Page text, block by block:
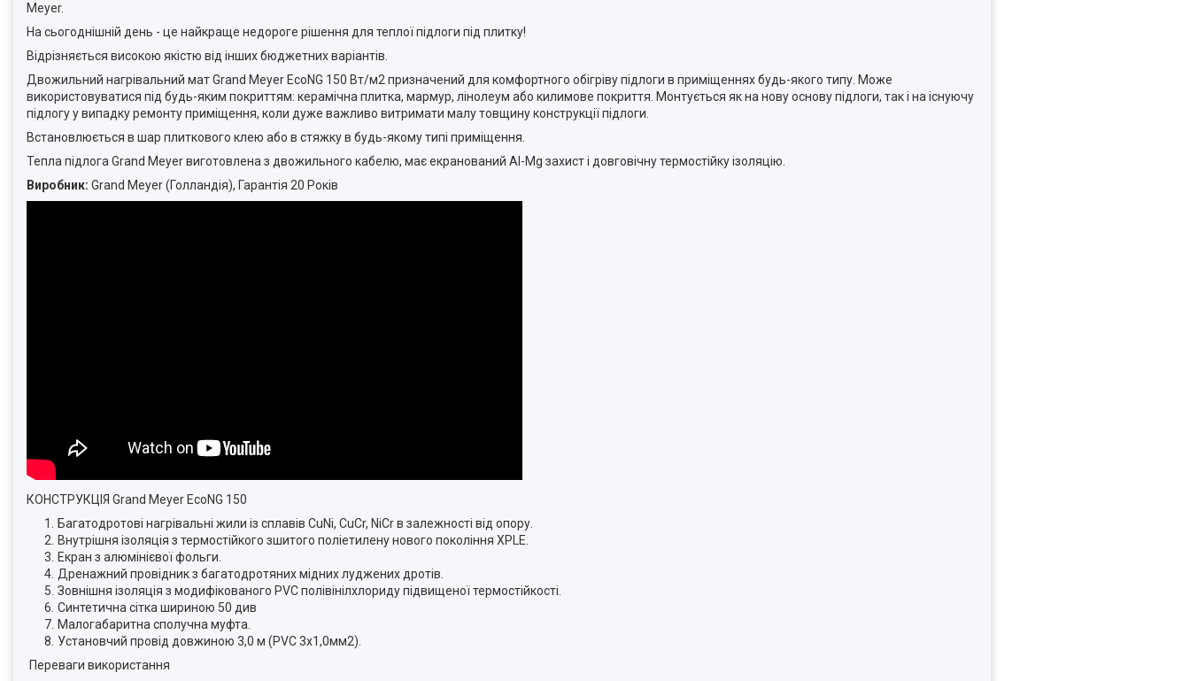
Meyer.
На сьогоднішній день - це найкраще недороге рішення для теплої підлоги під плитку!
Відрізняється високою якістю від інших бюджетних варіантів.
Двожильний нагрівальний мат Grand Meyer EcoNG 150 Вт/м2 призначений для комфортного обігріву підлоги в приміщеннях будь-якого типу. Може
використовуватися під будь-яким покриттям: керамічна плитка, мармур, лінолеум або килимове покриття. Монтується як на нову основу підлоги, так і на існуючу
підлогу у випадку ремонту приміщення, коли дуже важливо витримати малу товщину конструкції підлоги.
Встановлюється в шар плиткового клею або в стяжку в будь-якому типі приміщення.
Тепла підлога Grand Meyer виготовлена з двожильного кабелю, має екранований Al-Mg захист і довговічну термостійку ізоляцію.
Виробник: Grand Meyer (Голландія), Гарантія 20 Років
КОНСТРУКЦІЯ Grand Meyer EcoNG 150
Багатодротові нагрівальні жили із сплавів CuNi, CuCr, NiCr в залежності від опору.
Внутрішня ізоляція з термостійкого зшитого поліетилену нового покоління XPLE.
Екран з алюмінієвої фольги.
Дренажний провідник з багатодротяних мідних луджених дротів.
Зовнішня ізоляція з модифікованого PVC полівінілхлориду підвищеної термостійкості.
Синтетична сітка шириною 50 див
Малогабаритна сполучна муфта.
Установчий провід довжиною 3,0 м (PVC 3x1,0мм2).
Переваги використання